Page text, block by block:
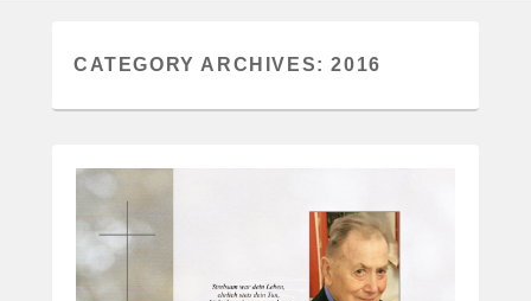
CATEGORY ARCHIVES:2016